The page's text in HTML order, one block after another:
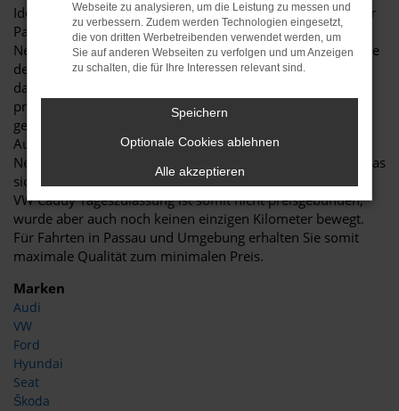
Ideen muss man haben! Eine VW Caddy Tageszulassung für
Passau ist eine clevere Möglichkeit, um gleichzeitig einen
Neuwagen zu fahren, hierfür aber lediglich einen Preis nahe
dem Gebrauchtwagenniveau zu zahlen. Dies funktioniert
dank eines Tricks, der in der Automobilbranche gerne
praktiziert wird: eine VW Caddy Tageszulassung ist genau
genommen ein klassischer Neuwagen. Viele
Automobilhändler sind jedoch in den Rabatten für
Neufahrzeuge an die Vorgaben der Hersteller gebunden, was
sich durch das Zulassen für einen Tag umgehen lässt. Eine
VW Caddy Tageszulassung ist somit nicht preisgebunden,
wurde aber auch noch keinen einzigen Kilometer bewegt.
Für Fahrten in Passau und Umgebung erhalten Sie somit
maximale Qualität zum minimalen Preis.
Marken
Audi
VW
Ford
Hyundai
Seat
Škoda
Webseite zu analysieren, um die Leistung zu messen und
zu verbessern. Zudem werden Technologien eingesetzt,
die von dritten Werbetreibenden verwendet werden, um
Sie auf anderen Webseiten zu verfolgen und um Anzeigen
zu schalten, die für Ihre Interessen relevant sind.
Speichern
Optionale Cookies ablehnen
Alle akzeptieren